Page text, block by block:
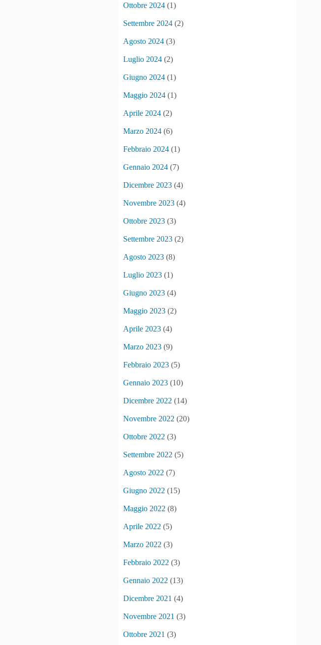
Ottobre 2024 (1)
Settembre 2024 (2)
Agosto 2024 (3)
Luglio 2024 (2)
Giugno 2024 (1)
Maggio 2024 (1)
Aprile 2024 (2)
Marzo 2024 (6)
Febbraio 2024 (1)
Gennaio 2024 (7)
Dicembre 2023 (4)
Novembre 2023 (4)
Ottobre 2023 (3)
Settembre 2023 (2)
Agosto 2023 (8)
Luglio 2023 (1)
Giugno 2023 (4)
Maggio 2023 (2)
Aprile 2023 (4)
Marzo 2023 (9)
Febbraio 2023 (5)
Gennaio 2023 (10)
Dicembre 2022 (14)
Novembre 2022 (20)
Ottobre 2022 (3)
Settembre 2022 (5)
Agosto 2022 (7)
Giugno 2022 (15)
Maggio 2022 (8)
Aprile 2022 (5)
Marzo 2022 (3)
Febbraio 2022 (3)
Gennaio 2022 (13)
Dicembre 2021 (4)
Novembre 2021 (3)
Ottobre 2021 (3)